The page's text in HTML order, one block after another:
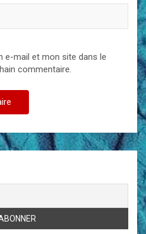
e-mail et mon site dans le
commentaire.